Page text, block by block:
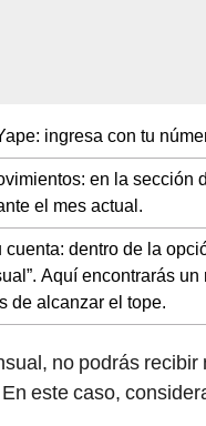
ingresa con tu
en la sección
el mes actual.
dentro de la
Aquí encontrarás
de alcanzar el tope.
no podrás
este caso,